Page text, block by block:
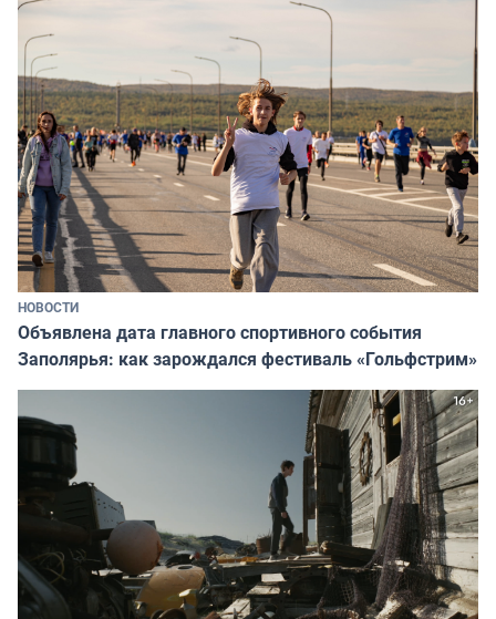
НОВОСТИ
Объявлена дата главного спортивного события
Заполярья: как зарождался фестиваль «Гольфстрим»